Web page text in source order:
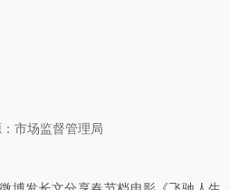
市场监督管理局